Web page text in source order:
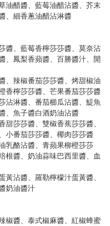
油醋醬、藍莓油醋沾醬、芥末
、細香蔥油醋沾淋醬
醬、藍莓香檸莎莎醬、莫奈沾
、鳳梨香蘋醬、百勝醬汁、開
、辣椒番茄莎莎醬、烤甜椒油
香檸莎莎醬、芒果番茄莎莎醬
沾淋醬、番茄櫛瓜沾醬、鯷魚
、魚子醬白酒奶油沾醬
甜莎莎醬、雙椒香蕉莎莎醬、
小番茄莎莎醬、椰肉莎莎醬
乳酪沾醬、青蘋果柳橙莎莎
根醬、奶油蒜味巴西里醬、血
黃沾醬、羅勒檸檬汁蛋黃醬、
奶油醬汁
椒醬、泰式椒麻醬、紅椒蜂蜜